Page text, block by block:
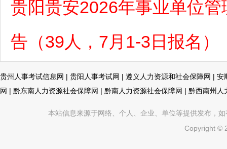
贵阳贵安2026年事业单位
告（39人，7月1-3日报名）
贵州人事考试信息网 | 贵阳人事考试网 | 遵义人力资源和社会保障网 | 安
网 | 黔东南人力资源社会保障网 | 黔南人力资源社会保障网 | 黔西南州人
本站信息来源于网络、个人、企业、单位等提供发布，
Copyright ©